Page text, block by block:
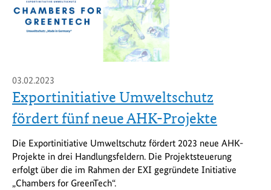
03.02.2023
Exportinitiative Umweltschutz
fördert fünf neue AHK-Projekte
Die Exportinitiative Umweltschutz fördert 2023 neue AHK-
Projekte in drei Handlungsfeldern. Die Projektsteuerung
erfolgt über die im Rahmen der EXI gegründete Initiative
„Chambers for GreenTech“.